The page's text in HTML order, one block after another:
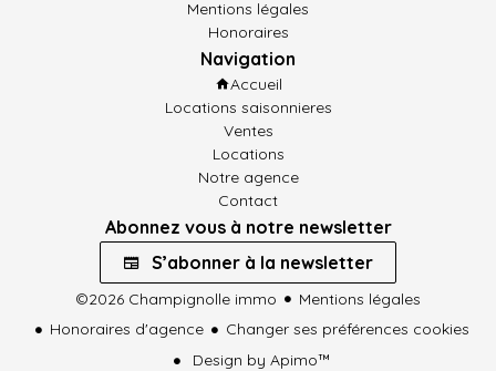
Mentions légales
Honoraires
Navigation
Accueil
Locations saisonnieres
Ventes
Locations
Notre agence
Contact
Abonnez vous à notre newsletter
S’abonner à la newsletter
©2026 Champignolle immo
Mentions légales
Honoraires d'agence
Changer ses préférences cookies
Design by Apimo™